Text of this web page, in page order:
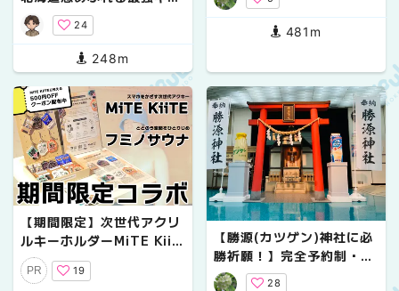
ンプめしが完成した
24
248m
481m
【期間限定】次世代アクリ
ルキーホルダーMiTE KiiT
Eを、フミノサウナで体験
出来るってよ
PR 19
【勝源(カツゲン)神社に必
勝祈願！】完全予約制・札
幌市東区苗穂町
28